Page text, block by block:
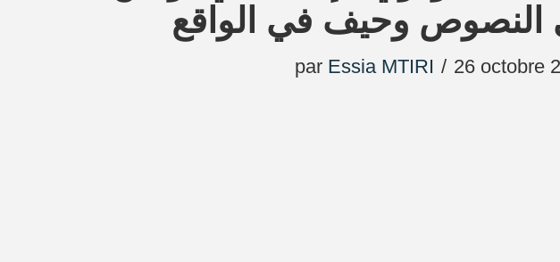
النصوص وحيف في الواقع
par Essia MTIRI 26 octobre